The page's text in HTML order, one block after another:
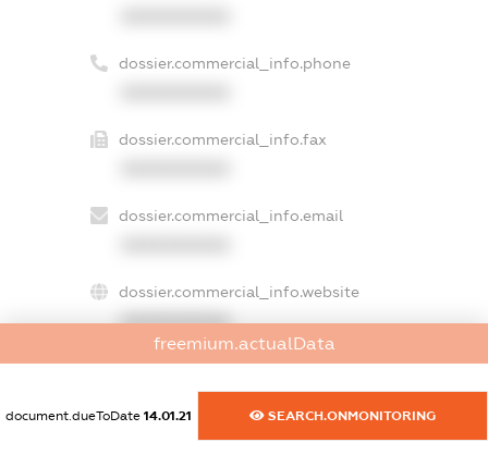
dossier.commercial_info.phone
dossier.commercial_info.fax
dossier.commercial_info.email
dossier.commercial_info.website
XXXXXXXXXX
dossier.commercial_info.activity
XXXXXXXXXX
freemium.actualData
document.dueToDate 14.01.21 SEARCH.ONMONITORING